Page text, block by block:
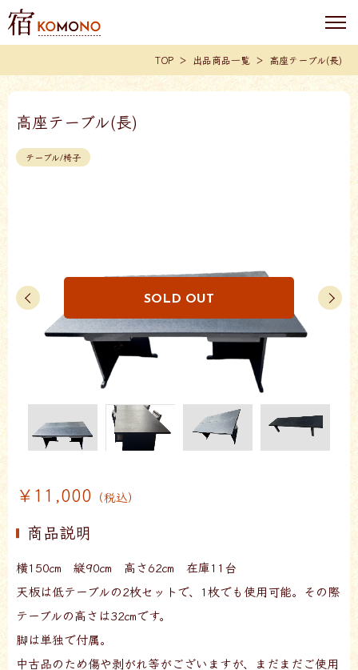
TOP 出品商品一覧 高座テーブル(長)
高座テーブル(長)
テーブル/椅子
￥11,000 （税込）
商品説明
横150㎝ 縦90㎝ 高さ62㎝ 在庫11台
天板は低テーブルの2枚セットで、1枚でも使用可能。その際
テーブルの高さは32㎝です。
脚は単独で付属。
中古品のため傷や剥がれ等がございますが、まだまだご使用